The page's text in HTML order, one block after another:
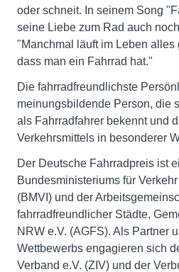
oder schneit. In seinem Song
seine Liebe zum Rad auch
"Manchmal läuft im Leben alles
dass man ein Fahrrad hat."
Die fahrradfreundlichste
meinungsbildende Person, die
als Fahrradfahrer bekennt und
Verkehrsmittels in besonderer
Der Deutsche Fahrradpreis ist
Bundesministeriums für
(BMVI) und der
fahrradfreundlicher Städte,
NRW e.V. (AGFS). Als Partner
Wettbewerbs engagieren sich
Verband e.V. (ZIV) und der